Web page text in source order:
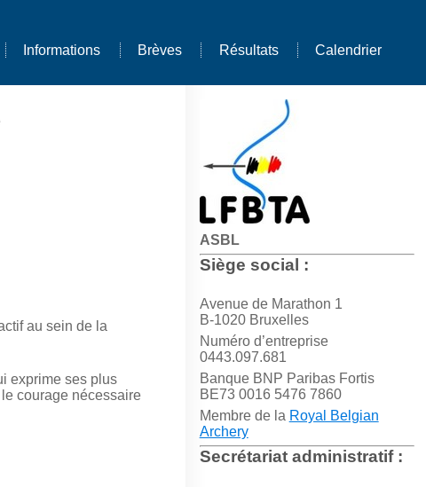
Informations Brèves Résultats Calendrier
ASBL
Siège social :
Avenue de Marathon 1
B-1020 Bruxelles
Numéro d’entreprise
0443.097.681
Banque BNP Paribas Fortis
BE73 0016 5476 7860
Membre de la Royal Belgian
Archery
Secrétariat administratif :
au sein de la
exprime ses plus
courage nécessaire